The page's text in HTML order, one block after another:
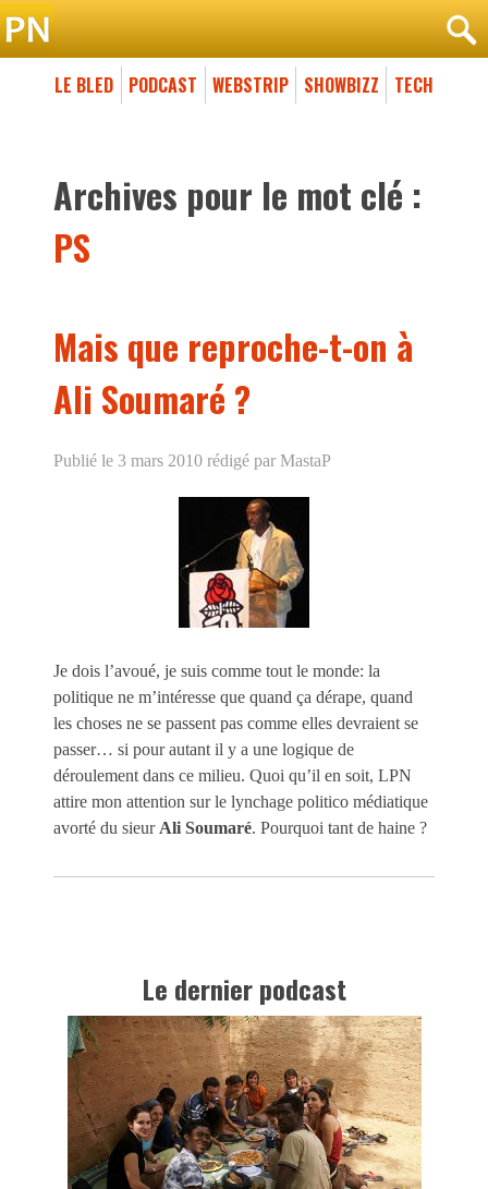
LE BLED PODCAST WEBSTRIP SHOWBIZZ TECH
Archives pour le mot clé :
PS
Mais que reproche-t-on à
Ali Soumaré ?
Publié le 3 mars 2010 rédigé par MastaP
Je dois l’avoué, je suis comme tout le monde: la
politique ne m’intéresse que quand ça dérape, quand
les choses ne se passent pas comme elles devraient se
passer… si pour autant il y a une logique de
déroulement dans ce milieu. Quoi qu’il en soit, LPN
attire mon attention sur le lynchage politico médiatique
avorté du sieur Ali Soumaré. Pourquoi tant de haine ?
Le dernier podcast